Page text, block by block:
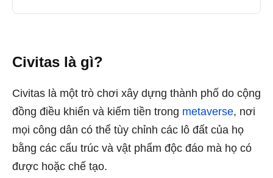
Civitas là gì?
Civitas là một trò chơi xây dựng thành phố do cộng
đồng điều khiển và kiếm tiền trong metaverse, nơi
mọi công dân có thể tùy chỉnh các lô đất của họ
bằng các cấu trúc và vật phẩm độc đáo mà họ có
được hoặc chế tạo.